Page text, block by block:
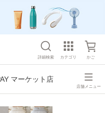
詳細検索 カテゴリ かご
マーケット店
店舗メニュー